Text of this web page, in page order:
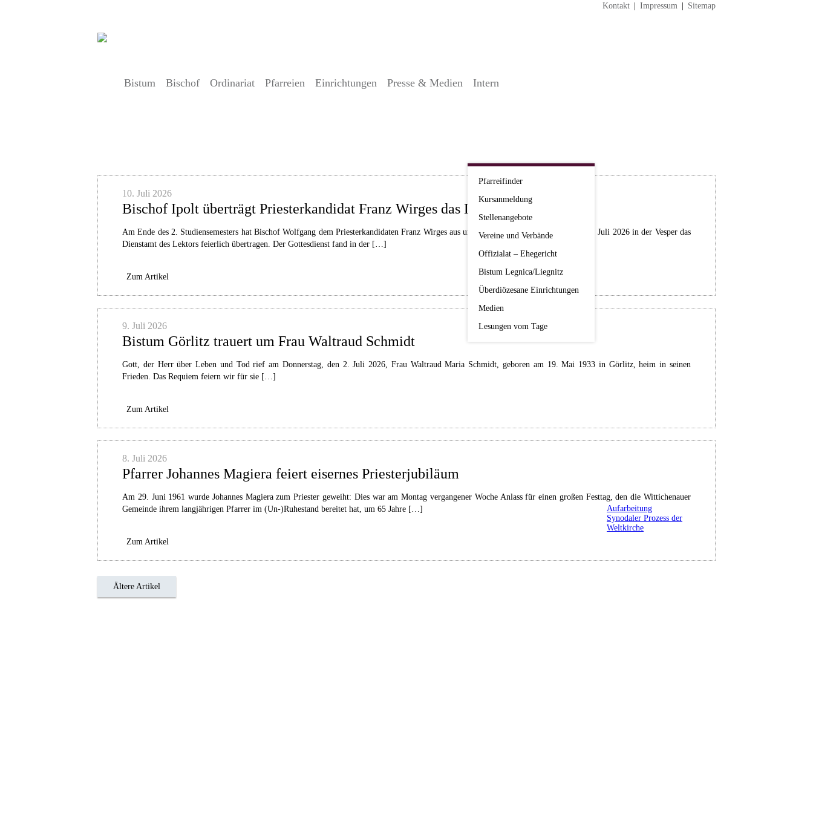
Kontakt Impressum Sitemap
Bistum Bischof Ordinariat Pfarreien Einrichtungen Presse & Medien Intern
Pfarreifinder
Kursanmeldung
Stellenangebote
Vereine und Verbände
Offizialat – Ehegericht
Bistum Legnica/Liegnitz
Überdiözesane Einrichtungen
Medien
Lesungen vom Tage
Aufarbeitung
Synodaler Prozess der
Weltkirche
10. Juli 2026
Bischof Ipolt überträgt Priesterkandidat Franz Wirges das Lektorat
Am Ende des 2. Studiensemesters hat Bischof Wolfgang dem Priesterkandidaten Franz Wirges aus unserem Bistum am Samstag, dem 04. Juli 2026 in der Vesper das
Dienstamt des Lektors feierlich übertragen. Der Gottesdienst fand in der […]
Zum Artikel
9. Juli 2026
Bistum Görlitz trauert um Frau Waltraud Schmidt
Gott, der Herr über Leben und Tod rief am Donnerstag, den 2. Juli 2026, Frau Waltraud Maria Schmidt, geboren am 19. Mai 1933 in Görlitz, heim in seinen
Frieden. Das Requiem feiern wir für sie […]
Zum Artikel
8. Juli 2026
Pfarrer Johannes Magiera feiert eisernes Priesterjubiläum
Am 29. Juni 1961 wurde Johannes Magiera zum Priester geweiht: Dies war am Montag vergangener Woche Anlass für einen großen Festtag, den die Wittichenauer
Gemeinde ihrem langjährigen Pfarrer im (Un-)Ruhestand bereitet hat, um 65 Jahre […]
Zum Artikel
Ältere Artikel